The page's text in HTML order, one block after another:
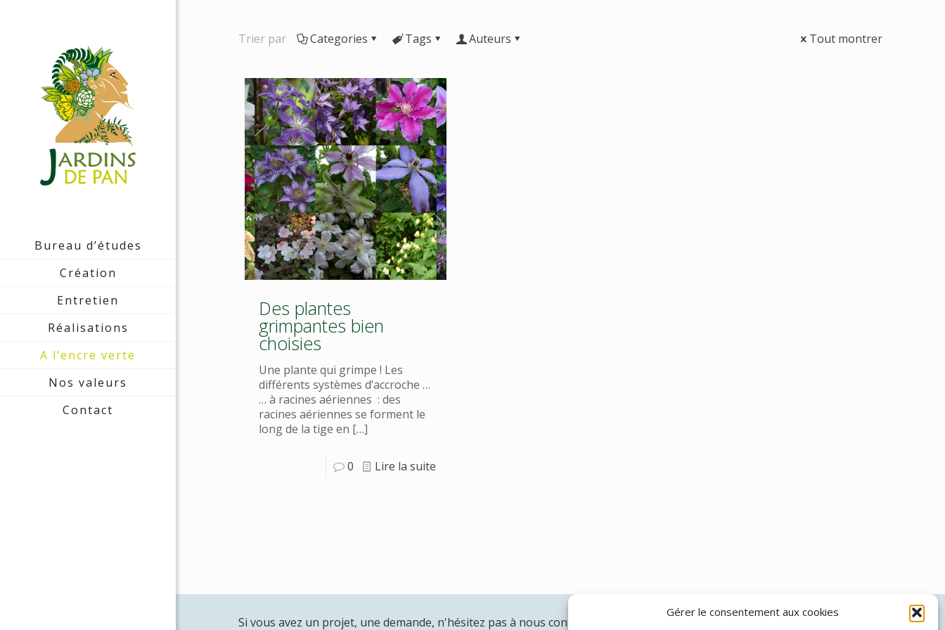
Gérer le consentement aux cookies
Bureau d’études
Création
Entretien
Réalisations
A l’encre verte
Nos valeurs
Contact
Trier par Categories Tags Auteurs Tout montrer
Des plantes
grimpantes bien
choisies
Une plante qui grimpe ! Les
différents systèmes d’accroche …
… à racines aériennes : des
racines aériennes se forment le
long de la tige en […]
0 Lire la suite
Si vous avez un projet, une demande, n'hésitez pas à nous contacter: